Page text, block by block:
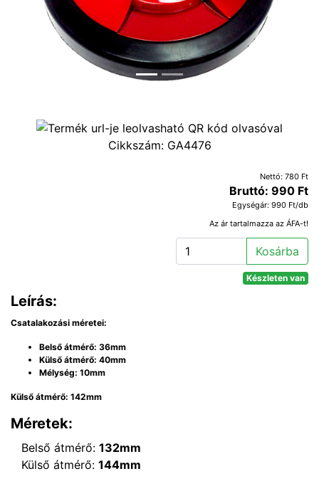
Cikkszám: GA4476
Nettó: 780 Ft
Bruttó: 990 Ft
Egységár: 990 Ft/db
Az ár tartalmazza az ÁFA-t!
Kosárba
Készleten van
Leírás:
Csatalakozási méretei:
Belső átmérő: 36mm
Külső átmérő: 40mm
Mélység: 10mm
Külső átmérő: 142mm
Méretek:
Belső átmérő: 132mm
Külső átmérő: 144mm